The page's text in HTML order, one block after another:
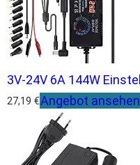
3V-24V 6A 144W
27,19 €Angebot ansehen